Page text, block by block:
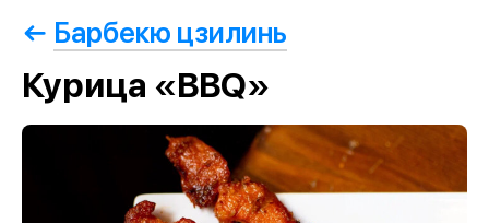
Барбекю цзилинь
Курица «BBQ»